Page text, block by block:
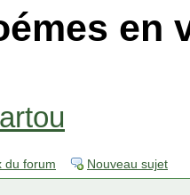
en
du forum Nouveau sujet